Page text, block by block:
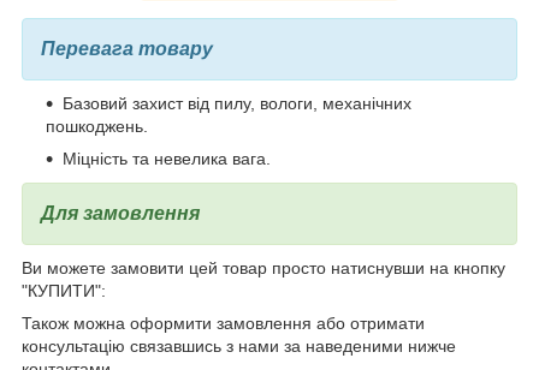
Перевага товару
Базовий захист від пилу, вологи, механічних
пошкоджень.
Міцність та невелика вага.
Для замовлення
Ви можете замовити цей товар просто натиснувши на кнопку
"КУПИТИ":
Також можна оформити замовлення або отримати
консультацію связавшись з нами за наведеними нижче